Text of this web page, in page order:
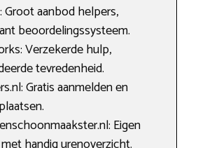
Groot aanbod helpers,
beoordelingssysteem.
Verzekerde hulp,
tevredenheid.
Gratis aanmelden en
Eigen